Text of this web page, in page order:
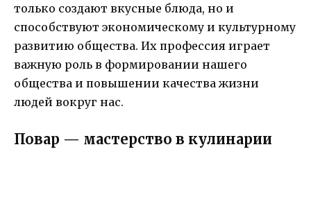
только создают вкусные блюда, но и
способствуют экономическому и культурному
развитию общества. Их профессия играет
важную роль в формировании нашего
общества и повышении качества жизни
людей вокруг нас.
Повар — мастерство в кулинарии